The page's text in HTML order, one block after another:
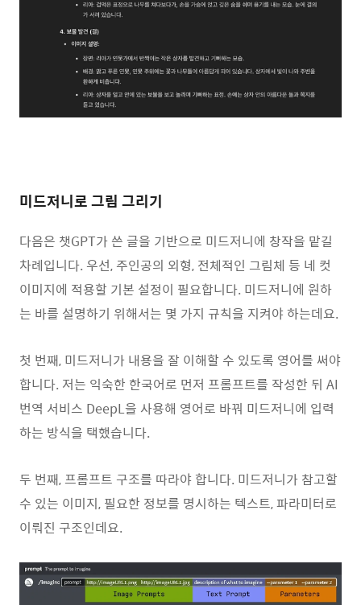
미드저니로 그림 그리기
다음은 챗GPT가 쓴 글을 기반으로 미드저니에 창작을 맡길
차례입니다. 우선, 주인공의 외형, 전체적인 그림체 등 네 컷
이미지에 적용할 기본 설정이 필요합니다. 미드저니에 원하
는 바를 설명하기 위해서는 몇 가지 규칙을 지켜야 하는데요.
첫 번째, 미드저니가 내용을 잘 이해할 수 있도록 영어를 써야
합니다. 저는 익숙한 한국어로 먼저 프롬프트를 작성한 뒤 AI
번역 서비스 DeepL을 사용해 영어로 바꿔 미드저니에 입력
하는 방식을 택했습니다.
두 번째, 프롬프트 구조를 따라야 합니다. 미드저니가 참고할
수 있는 이미지, 필요한 정보를 명시하는 텍스트, 파라미터로
이뤄진 구조인데요.